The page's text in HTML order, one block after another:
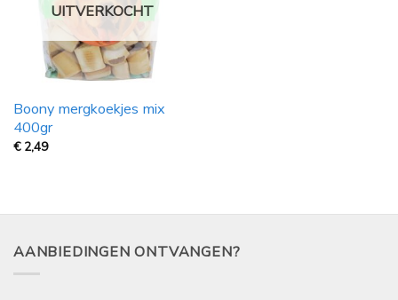
UITVERKOCHT
Boony mergkoekjes mix
400gr
€ 2,49
AANBIEDINGEN ONTVANGEN?